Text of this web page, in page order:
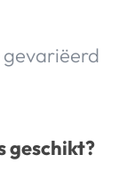
gevariëerd
geschikt?